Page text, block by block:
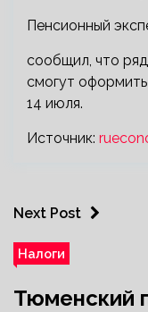
Пенсионный
сообщил, что
смогут
14 июля.
Источник:
Next Post
Налоги
Тюменский